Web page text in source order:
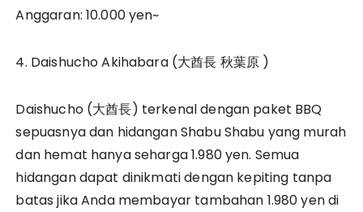
Anggaran: 10.000 yen~
4. Daishucho Akihabara (大酋長 秋葉原 )
Daishucho (大酋長) terkenal dengan paket BBQ
sepuasnya dan hidangan Shabu Shabu yang murah
dan hemat hanya seharga 1.980 yen. Semua
hidangan dapat dinikmati dengan kepiting tanpa
batas jika Anda membayar tambahan 1.980 yen di